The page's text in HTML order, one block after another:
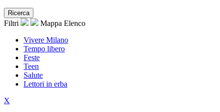
Ricerca
Filtri Mappa Elenco
Vivere Milano
Tempo libero
Feste
Teen
Salute
Lettori in erba
X